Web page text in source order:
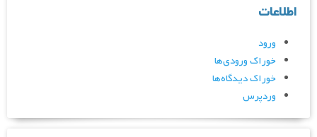
اطلاعات
ورود
خوراک ورودی‌ها
خوراک دیدگاه‌ها
وردپرس